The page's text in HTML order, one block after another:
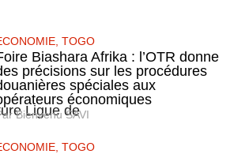
Ligue de
TOGO
Biashara Afrika : l’OTR donne
précisions sur les procédures
spéciales aux
économiques
Bienvenu SAVI
TOGO